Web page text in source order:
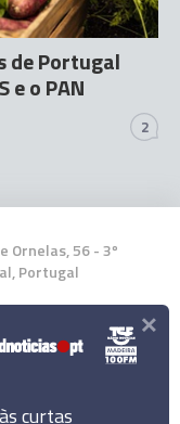
de Portugal
e o PAN
2
Ornelas, 56 - 3º
Portugal
curtas
×